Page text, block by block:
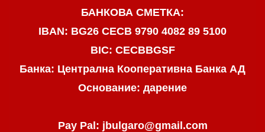
БАНКОВА СМЕТКА:
IBAN: BG26 CECB 9790 4082 89 5100
BIC: CECBBGSF
Банка: Централна Кооперативна Банка АД
Основание: дарение
Pay Pal: jbulgaro@gmail.com